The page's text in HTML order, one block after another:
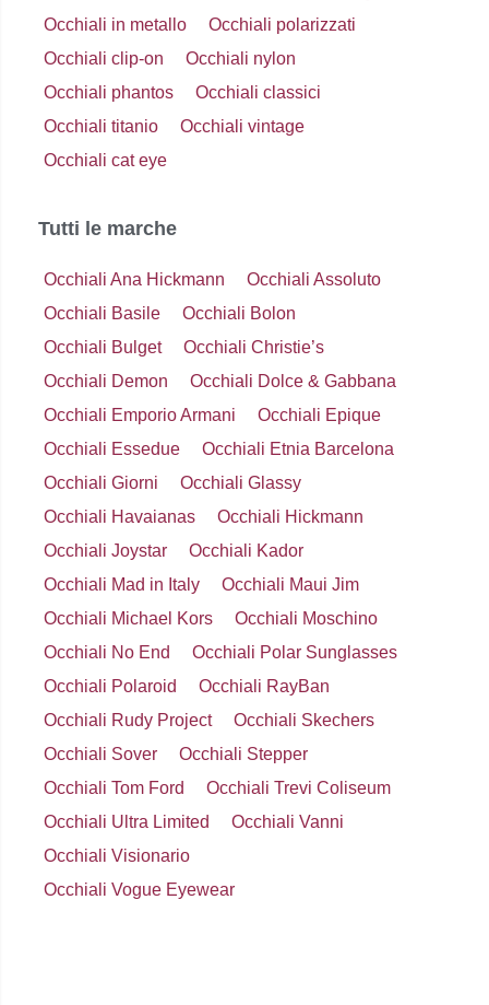
Occhiali in metallo
Occhiali polarizzati
Occhiali clip-on
Occhiali nylon
Occhiali phantos
Occhiali classici
Occhiali titanio
Occhiali vintage
Occhiali cat eye
Tutti le marche
Occhiali Ana Hickmann
Occhiali Assoluto
Occhiali Basile
Occhiali Bolon
Occhiali Bulget
Occhiali Christie’s
Occhiali Demon
Occhiali Dolce & Gabbana
Occhiali Emporio Armani
Occhiali Epique
Occhiali Essedue
Occhiali Etnia Barcelona
Occhiali Giorni
Occhiali Glassy
Occhiali Havaianas
Occhiali Hickmann
Occhiali Joystar
Occhiali Kador
Occhiali Mad in Italy
Occhiali Maui Jim
Occhiali Michael Kors
Occhiali Moschino
Occhiali No End
Occhiali Polar Sunglasses
Occhiali Polaroid
Occhiali RayBan
Occhiali Rudy Project
Occhiali Skechers
Occhiali Sover
Occhiali Stepper
Occhiali Tom Ford
Occhiali Trevi Coliseum
Occhiali Ultra Limited
Occhiali Vanni
Occhiali Visionario
Occhiali Vogue Eyewear